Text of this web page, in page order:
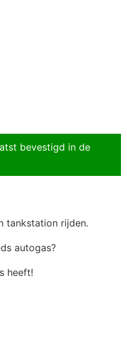
bevestigd in de
tankstation rijden.
autogas?
heeft!